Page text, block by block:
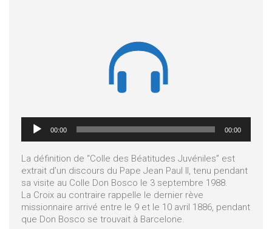

Lecteur
audio
00:00 00:00
La définition de “Colle des Béatitudes Juvéniles” est
extrait d’un discours du Pape Jean Paul II, tenu pendant
sa visite au Colle Don Bosco le 3 septembre 1988.
La Croix au contraire rappelle le dernier rève
missionnaire arrivé entre le 9 et le 10 avril 1886, pendant
que Don Bosco se trouvait à Barcelone.